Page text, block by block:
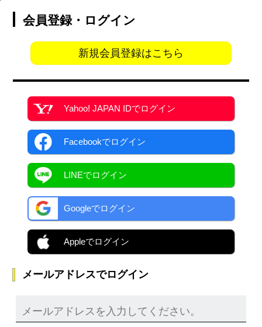
会員登録・ログイン
新規会員登録はこちら
Yahoo! JAPAN IDでログイン
Facebookでログイン
LINEでログイン
Googleでログイン
Appleでログイン
メールアドレスでログイン